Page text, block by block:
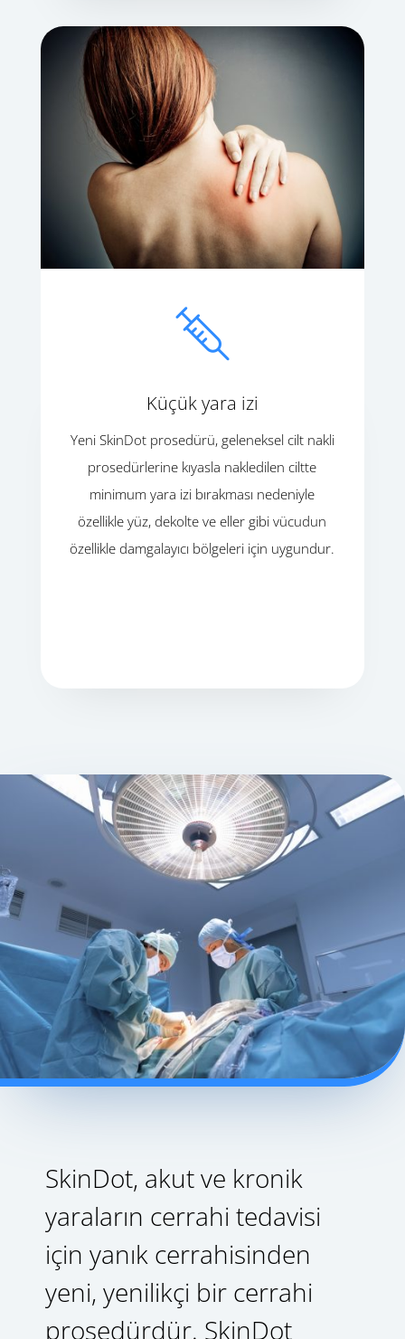
Küçük yara izi
Yeni SkinDot prosedürü, geleneksel cilt nakli
prosedürlerine kıyasla nakledilen ciltte
minimum yara izi bırakması nedeniyle
özellikle yüz, dekolte ve eller gibi vücudun
özellikle damgalayıcı bölgeleri için uygundur.
SkinDot, akut ve kronik
yaraların cerrahi tedavisi
için yanık cerrahisinden
yeni, yenilikçi bir cerrahi
prosedürdür. SkinDot